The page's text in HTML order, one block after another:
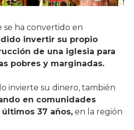
se ha convertido en
invertir su propio
de una iglesia para
pobres y marginadas.
invierte su dinero, también
en comunidades
37 años, en la región